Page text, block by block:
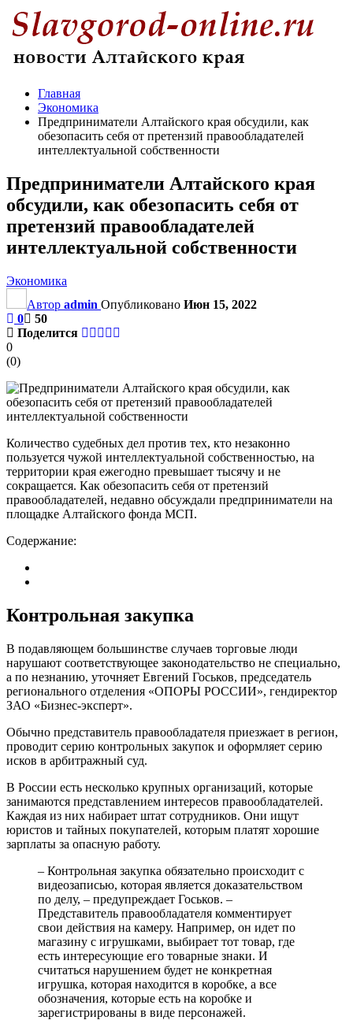
Главная
Экономика
Предприниматели Алтайского края обсудили, как
обезопасить себя от претензий правообладателей
интеллектуальной собственности
Предприниматели Алтайского края
обсудили, как обезопасить себя от
претензий правообладателей
интеллектуальной собственности
Экономика
Автор admin Опубликовано Июн 15, 2022
0
50
Поделится
0
(0)
Количество судебных дел против тех, кто незаконно
пользуется чужой интеллектуальной собственностью, на
территории края ежегодно превышает тысячу и не
сокращается. Как обезопасить себя от претензий
правообладателей, недавно обсуждали предприниматели на
площадке Алтайского фонда МСП.
Содержание:
Контрольная закупка
В подавляющем большинстве случаев торговые люди
нарушают соответствующее законодательство не специально,
а по незнанию, уточняет Евгений Госьков, председатель
регионального отделения «ОПОРЫ РОССИИ», гендиректор
ЗАО «Бизнес-эксперт».
Обычно представитель правообладателя приезжает в регион,
проводит серию контрольных закупок и оформляет серию
исков в арбитражный суд.
В России есть несколько крупных организаций, которые
занимаются представлением интересов правообладателей.
Каждая из них набирает штат сотрудников. Они ищут
юристов и тайных покупателей, которым платят хорошие
зарплаты за опасную работу.
– Контрольная закупка обязательно происходит с
видеозаписью, которая является доказательством
по делу, – предупреждает Госьков. –
Представитель правообладателя комментирует
свои действия на камеру. Например, он идет по
магазину с игрушками, выбирает тот товар, где
есть интересующие его товарные знаки. И
считаться нарушением будет не конкретная
игрушка, которая находится в коробке, а все
обозначения, которые есть на коробке и
зарегистрированы в виде персонажей.